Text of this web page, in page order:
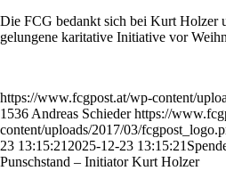
Die FCG bedankt sich bei Kurt Holzer
gelungene karitative Initiative vor
https://www.fcgpost.at/wp-content/
1536Andreas Schieder https://
content/uploads/2017/03/
23 13:15:212025-12-23 13:15:21
Punschstand – Initiator Kurt Holzer